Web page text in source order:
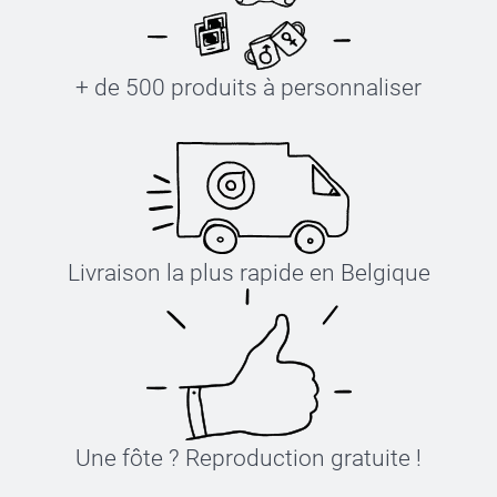
Étiquettes thermocollantes
+ de 500 produits à personnaliser
Livraison la plus rapide en Belgique
Une fôte ? Reproduction gratuite !